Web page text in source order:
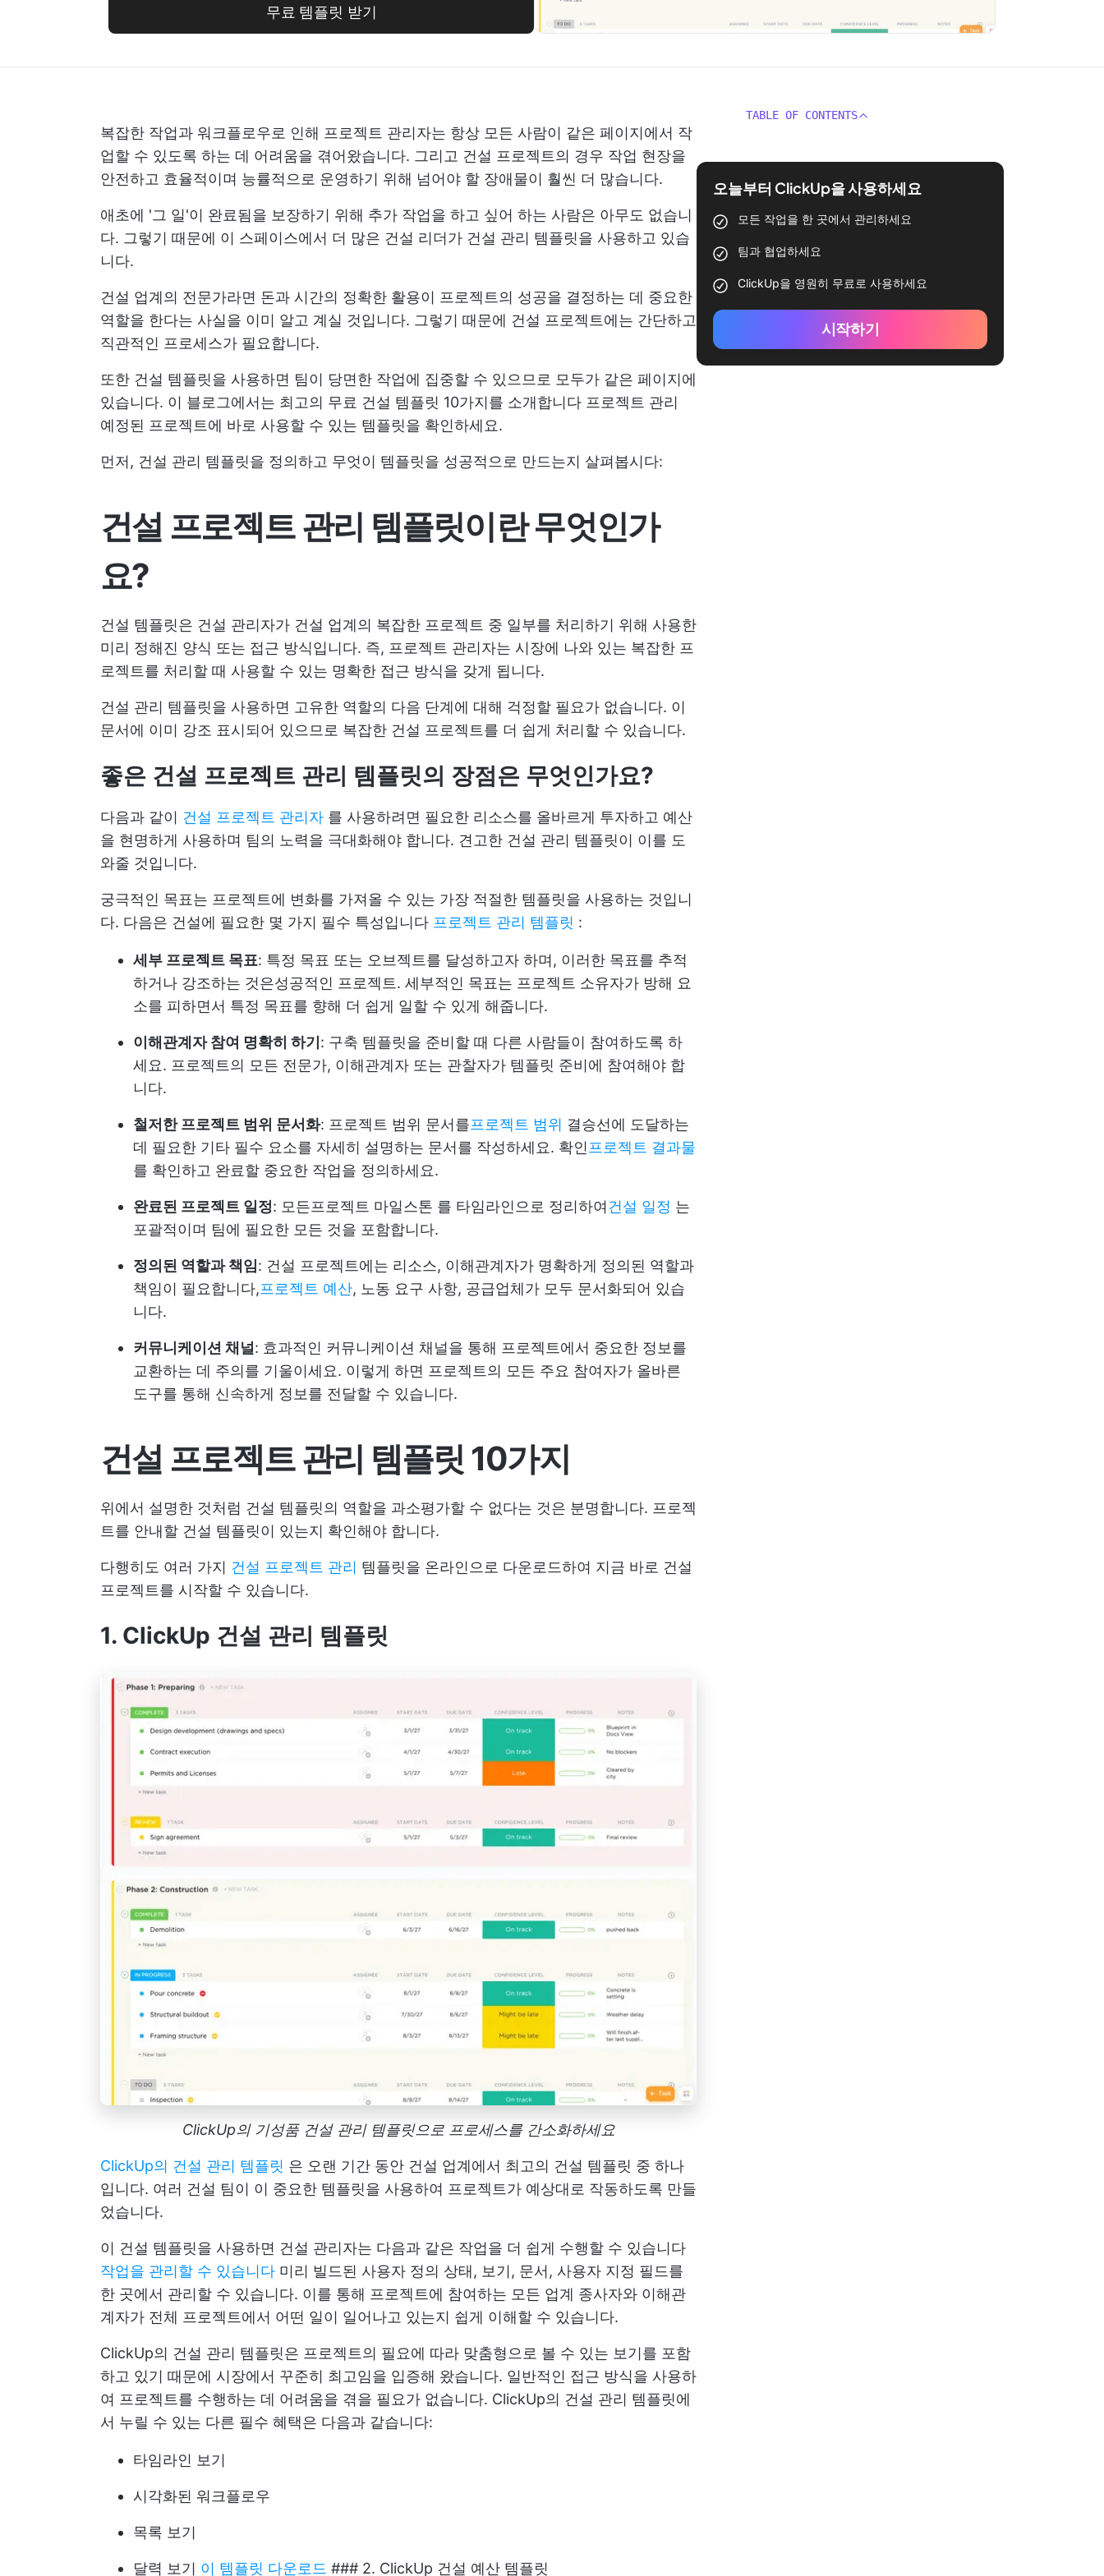
무료 템플릿 받기
복잡한 작업과 워크플로우로 인해 프로젝트 관리자는 항상 모든 사람이 같은 페이지에서 작
업할 수 있도록 하는 데 어려움을 겪어왔습니다. 그리고 건설 프로젝트의 경우 작업 현장을
안전하고 효율적이며 능률적으로 운영하기 위해 넘어야 할 장애물이 훨씬 더 많습니다.
애초에 '그 일'이 완료됨을 보장하기 위해 추가 작업을 하고 싶어 하는 사람은 아무도 없습니
다. 그렇기 때문에 이 스페이스에서 더 많은 건설 리더가 건설 관리 템플릿을 사용하고 있습
니다.
건설 업계의 전문가라면 돈과 시간의 정확한 활용이 프로젝트의 성공을 결정하는 데 중요한
역할을 한다는 사실을 이미 알고 계실 것입니다. 그렇기 때문에 건설 프로젝트에는 간단하고
직관적인 프로세스가 필요합니다.
또한 건설 템플릿을 사용하면 팀이 당면한 작업에 집중할 수 있으므로 모두가 같은 페이지에
있습니다. 이 블로그에서는 최고의 무료 건설 템플릿 10가지를 소개합니다 프로젝트 관리
예정된 프로젝트에 바로 사용할 수 있는 템플릿을 확인하세요.
먼저, 건설 관리 템플릿을 정의하고 무엇이 템플릿을 성공적으로 만드는지 살펴봅시다:
건설 프로젝트 관리 템플릿이란 무엇인가
요?
건설 템플릿은 건설 관리자가 건설 업계의 복잡한 프로젝트 중 일부를 처리하기 위해 사용한
미리 정해진 양식 또는 접근 방식입니다. 즉, 프로젝트 관리자는 시장에 나와 있는 복잡한 프
로젝트를 처리할 때 사용할 수 있는 명확한 접근 방식을 갖게 됩니다.
건설 관리 템플릿을 사용하면 고유한 역할의 다음 단계에 대해 걱정할 필요가 없습니다. 이
문서에 이미 강조 표시되어 있으므로 복잡한 건설 프로젝트를 더 쉽게 처리할 수 있습니다.
좋은 건설 프로젝트 관리 템플릿의 장점은 무엇인가요?
다음과 같이 건설 프로젝트 관리자 를 사용하려면 필요한 리소스를 올바르게 투자하고 예산
을 현명하게 사용하며 팀의 노력을 극대화해야 합니다. 견고한 건설 관리 템플릿이 이를 도
와줄 것입니다.
궁극적인 목표는 프로젝트에 변화를 가져올 수 있는 가장 적절한 템플릿을 사용하는 것입니
다. 다음은 건설에 필요한 몇 가지 필수 특성입니다 프로젝트 관리 템플릿 :
세부 프로젝트 목표: 특정 목표 또는 오브젝트를 달성하고자 하며, 이러한 목표를 추적
하거나 강조하는 것은성공적인 프로젝트. 세부적인 목표는 프로젝트 소유자가 방해 요
소를 피하면서 특정 목표를 향해 더 쉽게 일할 수 있게 해줍니다.
이해관계자 참여 명확히 하기 : 구축 템플릿을 준비할 때 다른 사람들이 참여하도록 하
세요. 프로젝트의 모든 전문가, 이해관계자 또는 관찰자가 템플릿 준비에 참여해야 합
니다.
철저한 프로젝트 범위 문서화: 프로젝트 범위 문서를프로젝트 범위 결승선에 도달하는
데 필요한 기타 필수 요소를 자세히 설명하는 문서를 작성하세요. 확인 프로젝트 결과물
를 확인하고 완료할 중요한 작업을 정의하세요.
완료된 프로젝트 일정: 모든프로젝트 마일스톤 를 타임라인으로 정리하여건설 일정 는
포괄적이며 팀에 필요한 모든 것을 포함합니다.
정의된 역할과 책임 : 건설 프로젝트에는 리소스, 이해관계자가 명확하게 정의된 역할과
책임이 필요합니다,프로젝트 예산, 노동 요구 사항, 공급업체가 모두 문서화되어 있습
니다.
커뮤니케이션 채널 : 효과적인 커뮤니케이션 채널을 통해 프로젝트에서 중요한 정보를
교환하는 데 주의를 기울이세요. 이렇게 하면 프로젝트의 모든 주요 참여자가 올바른
도구를 통해 신속하게 정보를 전달할 수 있습니다.
건설 프로젝트 관리 템플릿 10가지
위에서 설명한 것처럼 건설 템플릿의 역할을 과소평가할 수 없다는 것은 분명합니다. 프로젝
트를 안내할 건설 템플릿이 있는지 확인해야 합니다.
다행히도 여러 가지 건설 프로젝트 관리 템플릿을 온라인으로 다운로드하여 지금 바로 건설
프로젝트를 시작할 수 있습니다.
1. ClickUp 건설 관리 템플릿
ClickUp의 기성품 건설 관리 템플릿으로 프로세스를 간소화하세요
ClickUp의 건설 관리 템플릿 은 오랜 기간 동안 건설 업계에서 최고의 건설 템플릿 중 하나
입니다. 여러 건설 팀이 이 중요한 템플릿을 사용하여 프로젝트가 예상대로 작동하도록 만들
었습니다.
이 건설 템플릿을 사용하면 건설 관리자는 다음과 같은 작업을 더 쉽게 수행할 수 있습니다
작업을 관리할 수 있습니다 미리 빌드된 사용자 정의 상태, 보기, 문서, 사용자 지정 필드를
한 곳에서 관리할 수 있습니다. 이를 통해 프로젝트에 참여하는 모든 업계 종사자와 이해관
계자가 전체 프로젝트에서 어떤 일이 일어나고 있는지 쉽게 이해할 수 있습니다.
ClickUp의 건설 관리 템플릿은 프로젝트의 필요에 따라 맞춤형으로 볼 수 있는 보기를 포함
하고 있기 때문에 시장에서 꾸준히 최고임을 입증해 왔습니다. 일반적인 접근 방식을 사용하
여 프로젝트를 수행하는 데 어려움을 겪을 필요가 없습니다. ClickUp의 건설 관리 템플릿에
서 누릴 수 있는 다른 필수 혜택은 다음과 같습니다:
타임라인 보기
시각화된 워크플로우
목록 보기
달력 보기 이 템플릿 다운로드 ### 2. ClickUp 건설 예산 템플릿
TABLE OF CONTENTS
오늘부터 ClickUp을 사용하세요
모든 작업을 한 곳에서 관리하세요
팀과 협업하세요
ClickUp을 영원히 무료로 사용하세요
시작하기